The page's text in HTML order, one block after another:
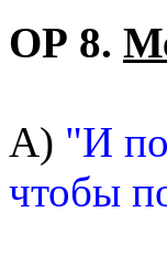
ОР 8.
А) "И
чтобы